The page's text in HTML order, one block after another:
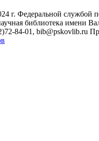
Федеральной службой
библиотека имени
84-01, bib@pskovlib.ru